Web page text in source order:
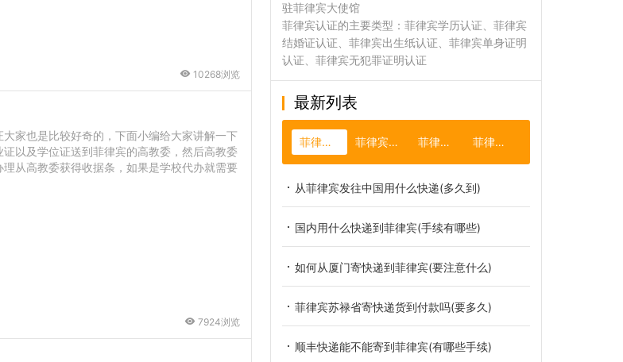
10268浏览
家也是比较好奇的，下面小编给大家讲解一下
以及学位证送到菲律宾的高教委，然后高教委
从高教委获得收据条，如果是学校代办就需要
7924浏览
驻菲律宾大使馆
菲律宾认证的主要类型：菲律宾学历认证、菲律宾
结婚证认证、菲律宾出生纸认证、菲律宾单身证明
认证、菲律宾无犯罪证明认证
最新列表
菲律宾快递 菲律宾手机卡 菲律宾导游 菲律宾台风
从菲律宾发往中国用什么快递(多久到)
国内用什么快递到菲律宾(手续有哪些)
如何从厦门寄快递到菲律宾(要注意什么)
菲律宾苏禄省寄快递货到付款吗(要多久)
顺丰快递能不能寄到菲律宾(有哪些手续)